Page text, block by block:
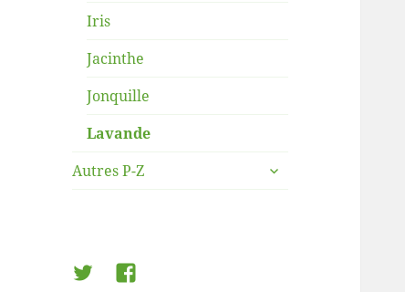
Iris
Jacinthe
Jonquille
Lavande
Autres P-Z
ouvrir
TwitterFacebook